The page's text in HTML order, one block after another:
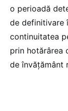
o perioadă
de definitivare
continuitatea
prin hotărârea
de învăţământ